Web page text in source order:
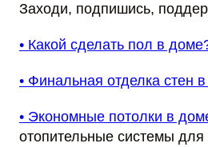
Заходи, подпишись,
• Какой сделать пол в
• Финальная отделка стен
• Экономные потолки в
отопительные системы